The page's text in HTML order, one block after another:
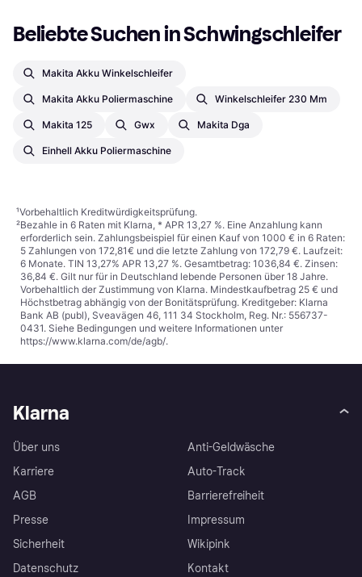
Beliebte Suchen in Schwingschleifer
Makita Akku Winkelschleifer
Makita Akku Poliermaschine Winkelschleifer 230 Mm
Makita 125 Gwx Makita Dga
Einhell Akku Poliermaschine
¹Vorbehaltlich Kreditwürdigkeitsprüfung.
²Bezahle in 6 Raten mit Klarna, * APR 13,27 %. Eine Anzahlung kann
erforderlich sein. Zahlungsbeispiel für einen Kauf von 1000 € in 6 Raten:
5 Zahlungen von 172,81€ und die letzte Zahlung von 172,79 €. Laufzeit:
6 Monate. TIN 13,27% APR 13,27 %. Gesamtbetrag: 1036,84 €. Zinsen:
36,84 €. Gilt nur für in Deutschland lebende Personen über 18 Jahre.
Vorbehaltlich der Zustimmung von Klarna. Mindestkaufbetrag 25 € und
Höchstbetrag abhängig von der Bonitätsprüfung. Kreditgeber: Klarna
Bank AB (publ), Sveavägen 46, 111 34 Stockholm, Reg. Nr.: 556737-
0431. Siehe Bedingungen und weitere Informationen unter
https://www.klarna.com/de/agb/.
Klarna
Über uns
Karriere
AGB
Presse
Sicherheit
Datenschutz
Anti-Geldwäsche
Auto-Track
Barrierefreiheit
Impressum
Wikipink
Kontakt